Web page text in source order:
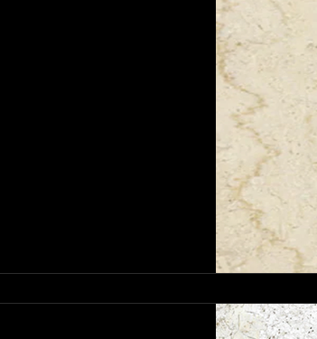
| ترابيع
– بلوكات
المرمر أو
في البناء...
الجرانيت المصرى
Mohamed